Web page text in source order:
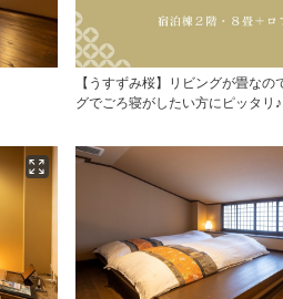
【うすずみ桜】リビングが畳なの
グでごろ寝がしたい方にピッタリ♪